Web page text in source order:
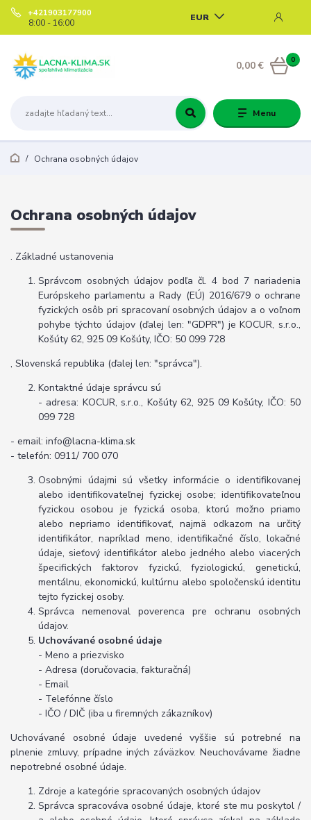
Menu
EUR
+421903177900
8:00 - 16:00
0
0,00 €
Ochrana osobných údajov
Ochrana osobných údajov
. Základné ustanovenia
Správcom osobných údajov podľa čl. 4 bod 7 nariadenia
Európskeho parlamentu a Rady (EÚ) 2016/679 o ochrane
fyzických osôb pri spracovaní osobných údajov a o voľnom
pohybe týchto údajov (ďalej len: "GDPR") je KOCUR, s.r.o.,
Košúty 62, 925 09 Košúty, IČO: 50 099 728
, Slovenská republika (ďalej len: "správca").
Kontaktné údaje správcu sú
- adresa: KOCUR, s.r.o., Košúty 62, 925 09 Košúty, IČO: 50
099 728
- email: info@lacna-klima.sk
- telefón: 0911/ 700 070
Osobnými údajmi sú všetky informácie o identifikovanej
alebo identifikovateľnej fyzickej osobe; identifikovateľnou
fyzickou osobou je fyzická osoba, ktorú možno priamo
alebo nepriamo identifikovať, najmä odkazom na určitý
identifikátor, napríklad meno, identifikačné číslo, lokačné
údaje, sieťový identifikátor alebo jedného alebo viacerých
špecifických faktorov fyzickú, fyziologickú, genetickú,
mentálnu, ekonomickú, kultúrnu alebo spoločenskú identitu
tejto fyzickej osoby.
Správca nemenoval poverenca pre ochranu osobných
údajov.
Uchovávané osobné údaje
- Meno a priezvisko
- Adresa (doručovacia, fakturačná)
- Email
- Telefónne číslo
- IČO / DIČ (iba u firemných zákazníkov)
Uchovávané osobné údaje uvedené vyššie sú potrebné na
plnenie zmluvy, prípadne iných záväzkov. Neuchovávame žiadne
nepotrebné osobné údaje.
Zdroje a kategórie spracovaných osobných údajov
Správca spracováva osobné údaje, ktoré ste mu poskytol /